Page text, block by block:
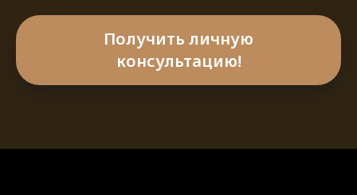
Получить личную
консультацию!